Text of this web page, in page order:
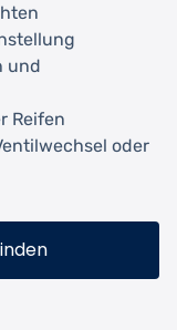
und
Reifen
oder